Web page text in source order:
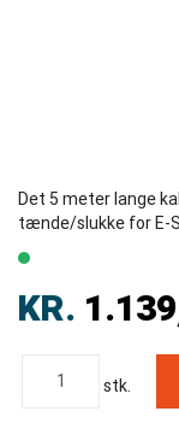
Det 5 meter lange
tænde/slukke for E-
KR.
stk.